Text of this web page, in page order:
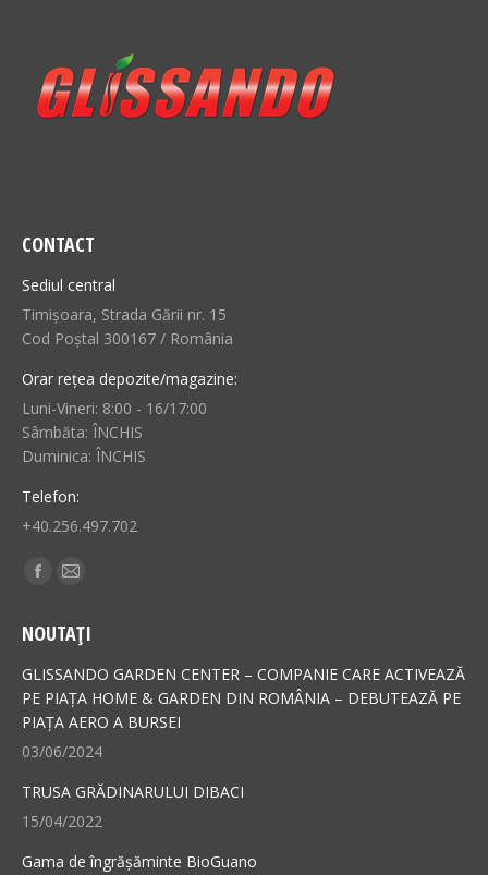
CONTACT
Sediul central
Timișoara, Strada Gării nr. 15
Cod Poștal 300167 / România
Orar rețea depozite/magazine:
Luni-Vineri: 8:00 - 16/17:00
Sâmbăta: ÎNCHIS
Duminica: ÎNCHIS
Telefon:
+40.256.497.702
Find us on:
Facebook
opens
in
new
window
Mail
opens
in
new
window
NOUTAȚI
GLISSANDO GARDEN CENTER – COMPANIE CARE ACTIVEAZĂ
PE PIAȚA HOME & GARDEN DIN ROMÂNIA – DEBUTEAZĂ PE
PIAȚA AERO A BURSEI
03/06/2024
TRUSA GRĂDINARULUI DIBACI
15/04/2022
Gama de îngrășăminte BioGuano